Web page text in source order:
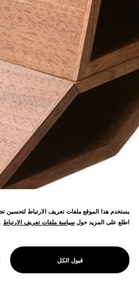
PROJECT
حاوية المجلة
يستخدم هذا الموقع ملفات تعريف الارتباط لتحسين
اطلع على المزيد حول سياسة ملفات تعريف الارتباط
سياسة ملفات تعريف الارتباط .
قبول الكل